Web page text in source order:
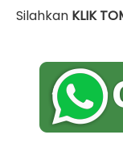
Silahkan KLIK